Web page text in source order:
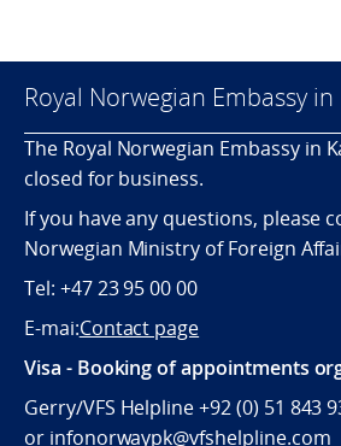
Royal Norwegian Embassy in
The Royal Norwegian Embassy in
closed for business.
If you have any questions, please
Norwegian Ministry of Foreign
Tel: +47 23 95 00 00
E-mai:Contact page
Visa - Booking of appointments
Gerry/VFS Helpline +92 (0) 51 843
or infonorwaypk@vfshelpline.com